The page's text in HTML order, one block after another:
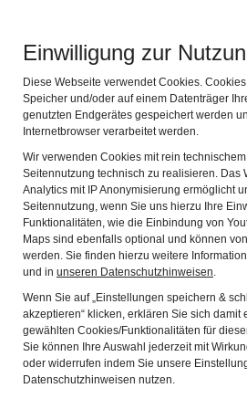
Einwilligung zur
Diese Webseite verwendet Cookies.
Speicher und/oder auf einem Datenträger
genutzten Endgerätes gespeichert werden
Internetbrowser verarbeitet werden.
Wir verwenden Cookies mit rein
Seitennutzung technisch zu realisieren. Das
Analytics mit IP Anonymisierung ermöglicht
Seitennutzung, wenn Sie uns hierzu Ihre
Funktionalitäten, wie die Einbindung von
Maps sind ebenfalls optional und können
werden. Sie finden hierzu weitere
und in unseren Datenschutzhinweisen.
Wenn Sie auf „Einstellungen speichern &
akzeptieren“ klicken, erklären Sie sich damit
gewählten Cookies/Funktionalitäten für
Sie können Ihre Auswahl jederzeit mit
oder widerrufen indem Sie unsere
Datenschutzhinweisen nutzen.
Öffnungszeiten und Eintritt
Anfahrt
Kontakt
Benutzungsantrag
Barrierefreiheit
Barrierefreies